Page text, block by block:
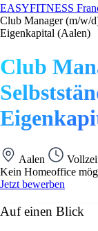
EASYFITNESS
Club Manager (m/w/
Eigenkapital (Aalen)
Club
Aalen
Kein Homeoffice
Jetzt bewerben
Auf einen Blick